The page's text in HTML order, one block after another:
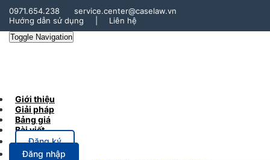
0971.654.238
service.center@caselaw.vn
Hướng dẫn sử dụng
Liên hệ
Toggle Navigation
Giới thiệu
Giải pháp
Bảng giá
Bài viết
Đăng ký
Đăng nhập